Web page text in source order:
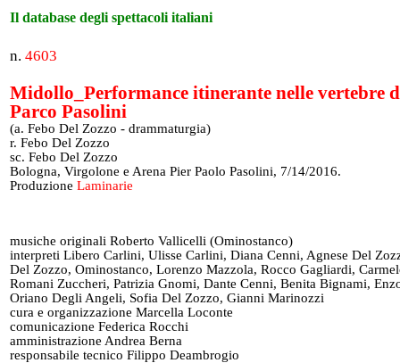
Il database degli spettacoli italiani
n. 4603
Midollo_Performance itinerante nelle vertebre
Parco Pasolini
(a. Febo Del Zozzo - drammaturgia)
r. Febo Del Zozzo
sc. Febo Del Zozzo
Bologna, Virgolone e Arena Pier Paolo Pasolini, 7/14/2016.
Produzione Laminarie
musiche originali Roberto Vallicelli (Ominostanco)
interpreti Libero Carlini, Ulisse Carlini, Diana Cenni, Agnese Del
Del Zozzo, Ominostanco, Lorenzo Mazzola, Rocco Gagliardi,
Romani Zuccheri, Patrizia Gnomi, Dante Cenni, Benita Bignami,
Oriano Degli Angeli, Sofia Del Zozzo, Gianni Marinozzi
cura e organizzazione Marcella Loconte
comunicazione Federica Rocchi
amministrazione Andrea Berna
responsabile tecnico Filippo Deambrogio